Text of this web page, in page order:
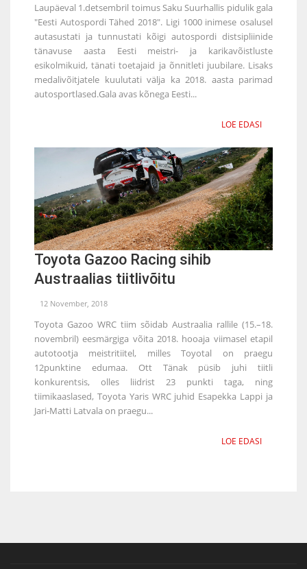
Laupäeval 1.detsembril toimus Saku Suurhallis pidulik gala
"Eesti Autospordi Tähed 2018". Ligi 1000 inimese osalusel
autasustati ja tunnustati kõigi autospordi distsipliinide
tänavuse aasta Eesti meistri- ja karikavõistluste
esikolmikuid, tänati toetajaid ja õnnitleti juubilare. Lisaks
medalivõitjatele kuulutati välja ka 2018. aasta parimad
autosportlased.Gala avas kõnega Eesti...
LOE EDASI
Toyota Gazoo Racing sihib
Austraalias tiitlivõitu
12 November, 2018
Toyota Gazoo WRC tiim sõidab Austraalia rallile (15.–18.
novembril) eesmärgiga võita 2018. hooaja viimasel etapil
autotootja meistritiitel, milles Toyotal on praegu
12punktine edumaa. Ott Tänak püsib juhi tiitli
konkurentsis, olles liidrist 23 punkti taga, ning
tiimikaaslased, Toyota Yaris WRC juhid Esapekka Lappi ja
Jari-Matti Latvala on praegu...
LOE EDASI